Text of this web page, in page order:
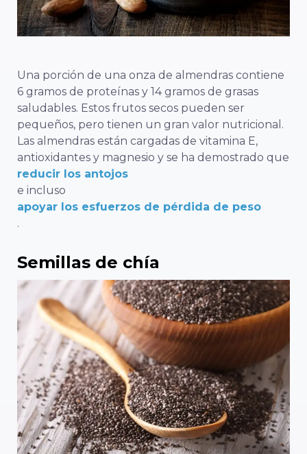
Una porción de una onza de almendras contiene
6 gramos de proteínas y 14 gramos de grasas
saludables. Estos frutos secos pueden ser
pequeños, pero tienen un gran valor nutricional.
Las almendras están cargadas de vitamina E,
antioxidantes y magnesio y se ha demostrado que
reducir los antojos
e incluso
apoyar los esfuerzos de pérdida de peso
.
Semillas de chía